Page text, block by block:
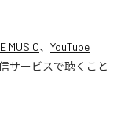
MUSIC、 YouTube
サービスで聴くこと